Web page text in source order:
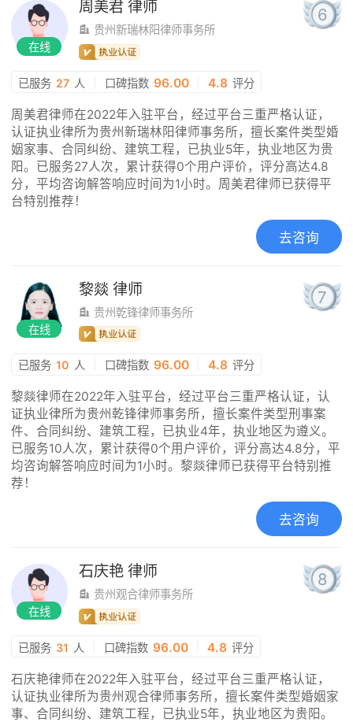
在线
周美君 律师
贵州新瑞林阳律师事务所
6
已服务 27 人 口碑指数 96.00 4.8 评分
周美君律师在2022年入驻平台，经过平台三重严格认证，
认证执业律所为贵州新瑞林阳律师事务所，擅长案件类型婚
姻家事、合同纠纷、建筑工程，已执业5年，执业地区为贵
阳。已服务27人次，累计获得0个用户评价，评分高达4.8
分，平均咨询解答响应时间为1小时。周美君律师已获得平
台特别推荐！
去咨询
在线
黎燚 律师
贵州乾锋律师事务所
7
已服务 10 人 口碑指数 96.00 4.8 评分
黎燚律师在2022年入驻平台，经过平台三重严格认证，认
证执业律所为贵州乾锋律师事务所，擅长案件类型刑事案
件、合同纠纷、建筑工程，已执业4年，执业地区为遵义。
已服务10人次，累计获得0个用户评价，评分高达4.8分，平
均咨询解答响应时间为1小时。黎燚律师已获得平台特别推
荐！
去咨询
在线
石庆艳 律师
贵州观合律师事务所
8
已服务 31 人 口碑指数 96.00 4.8 评分
石庆艳律师在2022年入驻平台，经过平台三重严格认证，
认证执业律所为贵州观合律师事务所，擅长案件类型婚姻家
事、合同纠纷、建筑工程，已执业5年，执业地区为贵阳。